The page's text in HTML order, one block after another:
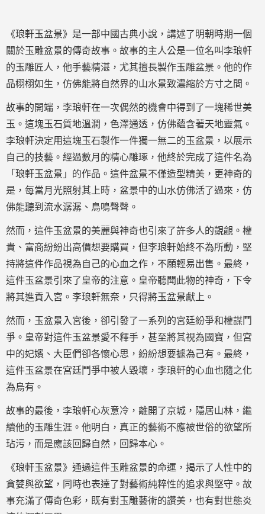
《琅軒玉盆景》是一部中國古典小說，講述了明朝時期一個
關於玉雕盆景的傳奇故事。故事的主人公是一位名叫李琅軒
的玉雕匠人，他手藝精湛，尤其擅長製作玉雕盆景。他的作
品栩栩如生，仿佛能將自然界的山水景致濃縮於方寸之間。
故事的開端，李琅軒在一次偶然的機會中得到了一塊稀世美
玉。這塊玉石質地溫潤，色澤通透，仿佛蘊含著天地靈氣。
李琅軒決定用這塊玉石製作一件獨一無二的玉盆景，以展示
自己的技藝。經過數月的精心雕琢，他終於完成了這件名為
「琅軒玉盆景」的作品。這件盆景不僅造型精美，更神奇的
是，每當月光照射其上時，盆景中的山水仿佛活了過來，仿
佛能聽到流水潺潺、鳥鳴聲聲。
然而，這件玉盆景的美麗與神奇也引來了許多人的覬覦。權
貴、富商紛紛出高價想要購買，但李琅軒始終不為所動，堅
持將這件作品視為自己的心血之作，不願輕易出售。最終，
這件玉盆景引來了皇帝的注意。皇帝聽聞此物的神奇，下令
將其進貢入宮。李琅軒無奈，只得將玉盆景獻上。
然而，玉盆景入宮後，卻引發了一系列的宮廷紛爭和權謀鬥
爭。皇帝對這件玉盆景愛不釋手，甚至將其視為國寶，但宮
中的妃嬪、大臣們卻各懷心思，紛紛想要據為己有。最終，
這件玉盆景在宮廷鬥爭中被人毀壞，李琅軒的心血也隨之化
為烏有。
故事的最後，李琅軒心灰意冷，離開了京城，隱居山林，繼
續他的玉雕生涯。他明白，真正的藝術不應被世俗的欲望所
玷污，而是應該回歸自然，回歸本心。
《琅軒玉盆景》通過這件玉雕盆景的命運，揭示了人性中的
貪婪與欲望，同時也表達了對藝術純粹性的追求與堅守。故
事充滿了傳奇色彩，既有對玉雕藝術的讚美，也有對世態炎